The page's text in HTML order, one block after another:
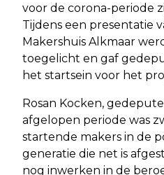
voor de corona-periode
Tijdens een presentatie
Makershuis Alkmaar
toegelicht en gaf
het startsein voor het
Rosan Kocken,
afgelopen periode was
startende makers in de
generatie die net is
nog inwerken in de